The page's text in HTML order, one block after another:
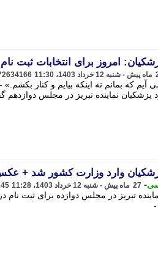
امروز برای انتخابات ثبت
11:30
آیم که بمانم نه اینکه بیایم و کنار بکشم.»
پزشکیان نماینده تبریز در مجلس دوازدهم
وارد وزارت کشور شد +
- 27 ماه پیش - شنبه 12 خرداد 1403، 11:28
تبریز در مجلس دوازده برای ثبت نام